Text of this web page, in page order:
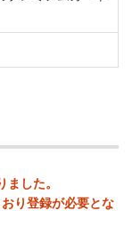
した。
り登録が必要とな